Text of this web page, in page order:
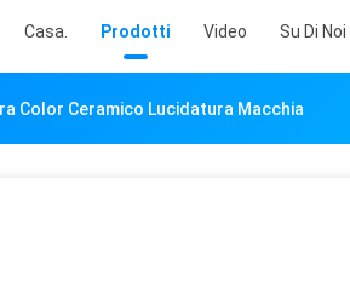
Casa. Prodotti Video Su Di Noi
Color Ceramico Lucidatura Macchia